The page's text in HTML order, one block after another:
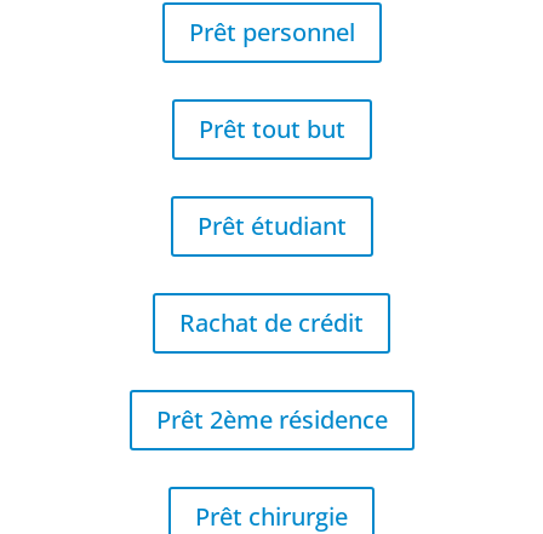
Prêt personnel
Prêt tout but
Prêt étudiant
Rachat de crédit
Prêt 2ème résidence
Prêt chirurgie